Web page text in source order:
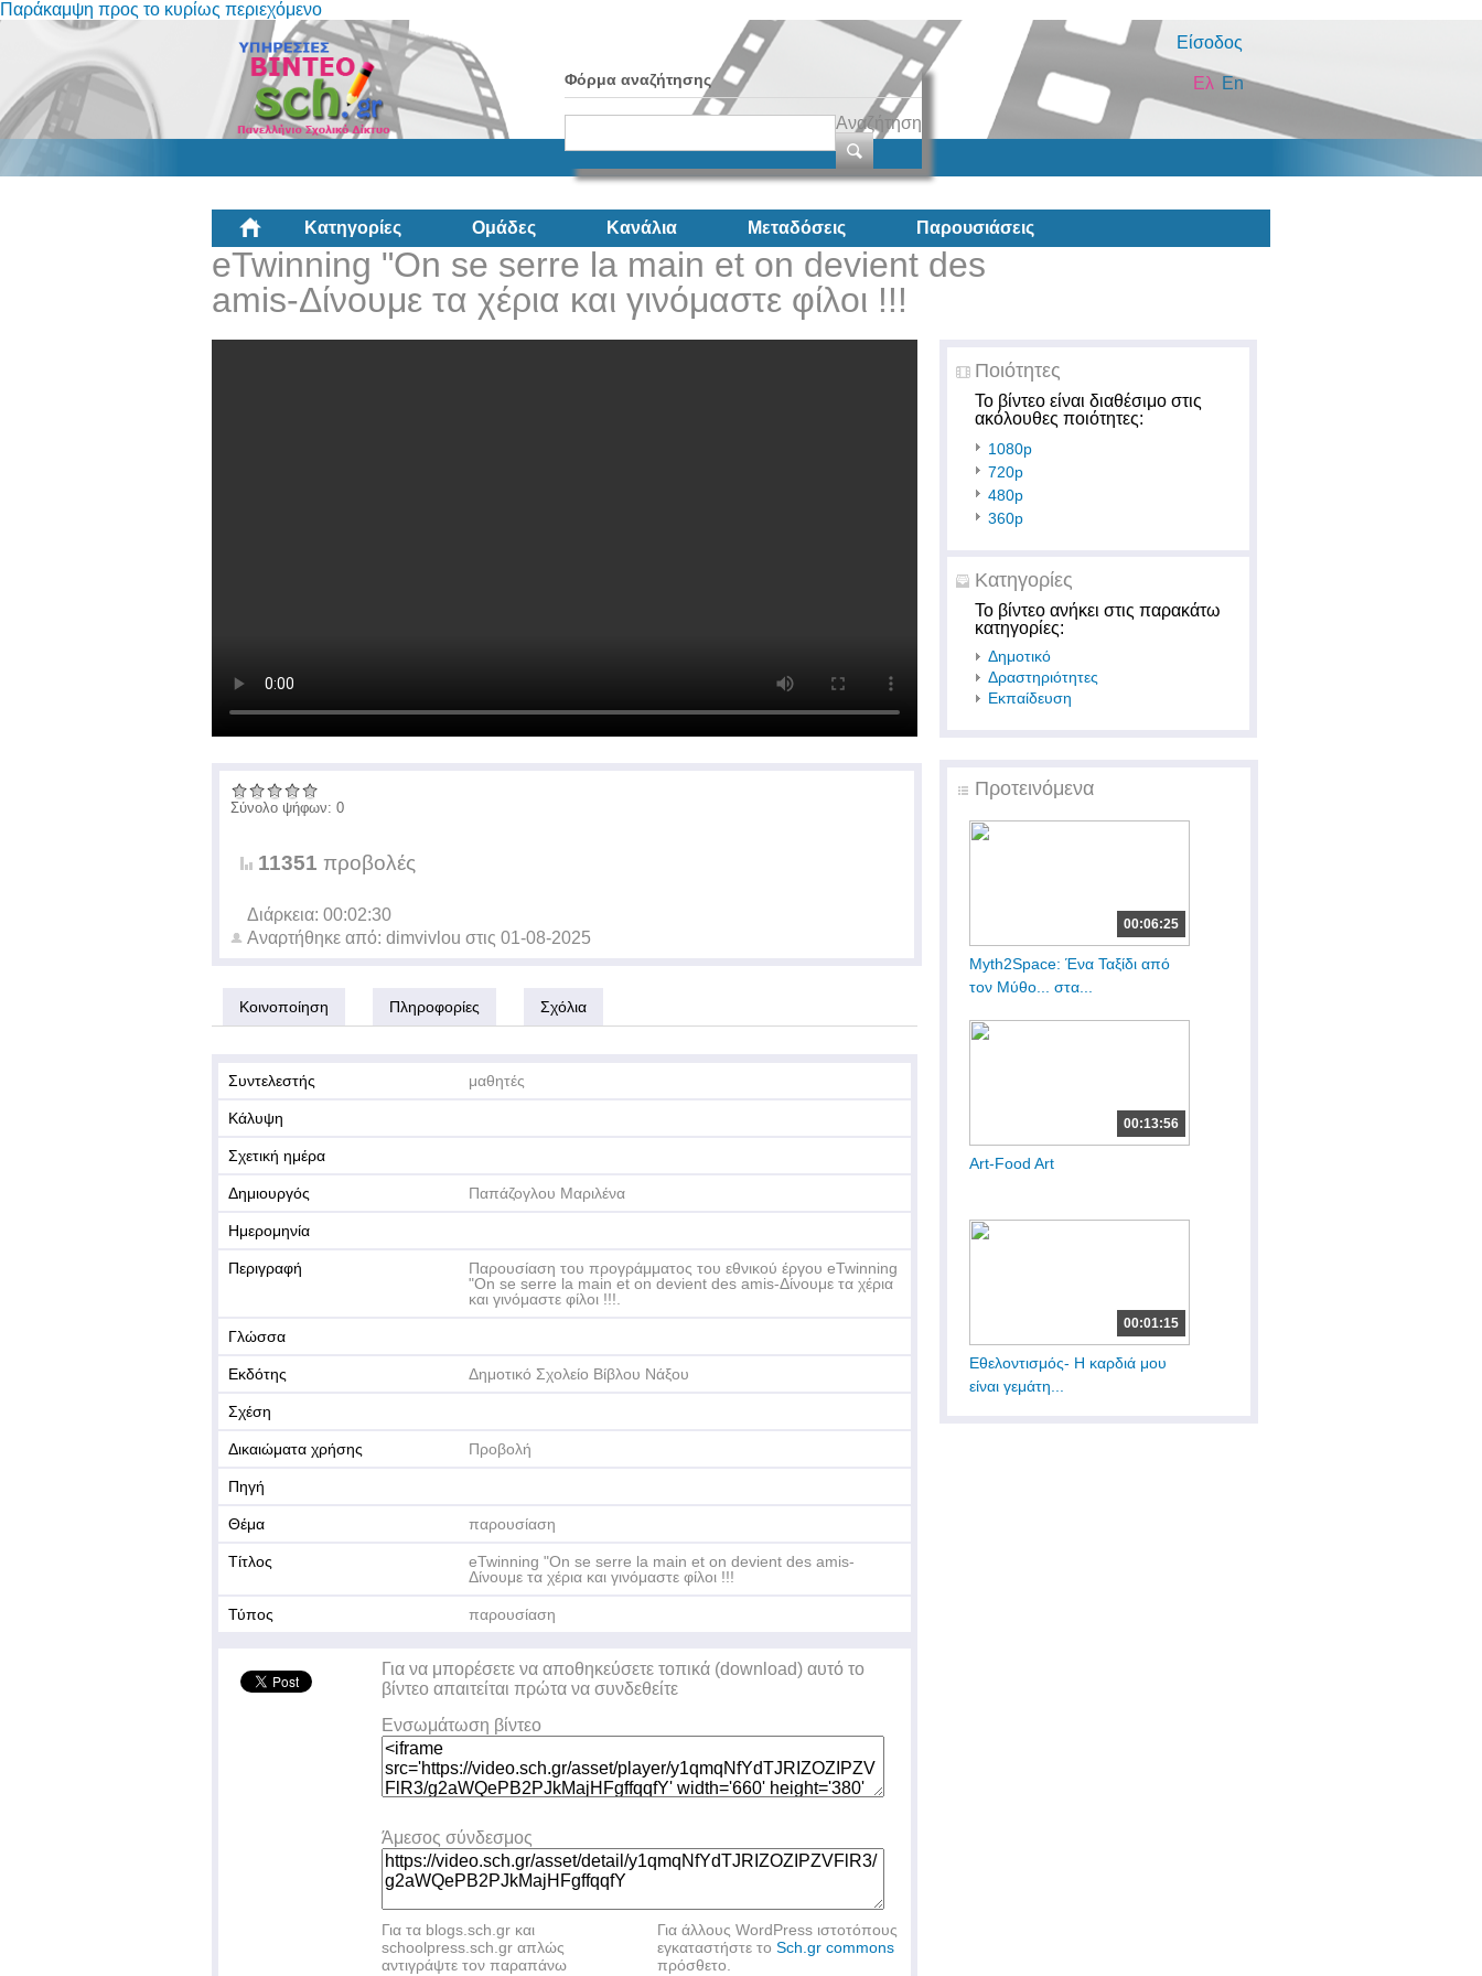
Παράκαμψη προς το κυρίως περιεχόμενο
Είσοδος
Φόρμα αναζήτησης
Αναζήτηση
En
Ελ
Κατηγορίες Ομάδες Κανάλια Μεταδόσεις Παρουσιάσεις
eTwinning "On se serre la main et on devient des
amis-Δίνουμε τα χέρια και γινόμαστε φίλοι !!!
Ποιότητες
Το βίντεο είναι διαθέσιμο στις
ακόλουθες ποιότητες:
1080p
720p
480p
360p
Κατηγορίες
Το βίντεο ανήκει στις παρακάτω
κατηγορίες:
Δημοτικό
Δραστηριότητες
Εκπαίδευση
Προτεινόμενα
00:06:25
Myth2Space: Ένα Ταξίδι από
τον Μύθο... στα...
00:13:56
Art-Food Art
00:01:15
Εθελοντισμός- Η καρδιά μου
είναι γεμάτη...
Σύνολο ψήφων: 0
11351 προβολές
Διάρκεια: 00:02:30
Αναρτήθηκε από: dimvivlou στις 01-08-2025
Κοινοποίηση Πληροφορίες Σχόλια
Συντελεστής μαθητές
Κάλυψη
Σχετική ημέρα
Δημιουργός Παπάζογλου Μαριλένα
Ημερομηνία
Περιγραφή
Παρουσίαση του προγράμματος του εθνικού έργου eTwinning
"On se serre la main et on devient des amis-Δίνουμε τα χέρια
και γινόμαστε φίλοι !!!.
Γλώσσα
Εκδότης Δημοτικό Σχολείο Βίβλου Νάξου
Σχέση
Δικαιώματα χρήσης Προβολή
Πηγή
Θέμα παρουσίαση
Τίτλος
eTwinning "On se serre la main et on devient des amis-
Δίνουμε τα χέρια και γινόμαστε φίλοι !!!
Τύπος παρουσίαση
Για να μπορέσετε να αποθηκεύσετε τοπικά (download) αυτό το
βίντεο απαιτείται πρώτα να συνδεθείτε
Ενσωμάτωση βίντεο
Άμεσος σύνδεσμος
Για τα blogs.sch.gr και
schoolpress.sch.gr απλώς
αντιγράψτε τον παραπάνω
Για άλλους WordPress ιστοτόπους
εγκαταστήστε το Sch.gr commons
πρόσθετο.